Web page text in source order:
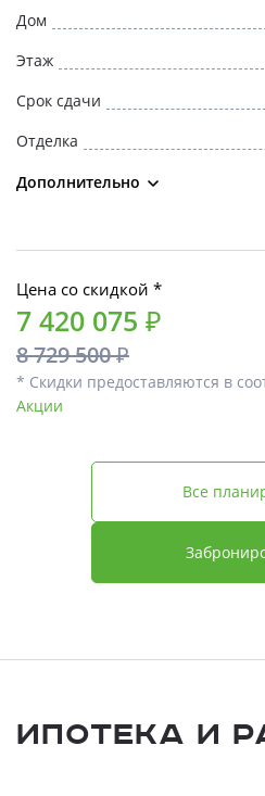
Дом
Этаж
Срок сдачи
Отделка
Дополнительно
Цена со скидкой *
7 420 075 ₽
8 729 500 ₽
* Скидки предоставляются в
Акции
Все
Ипотека и